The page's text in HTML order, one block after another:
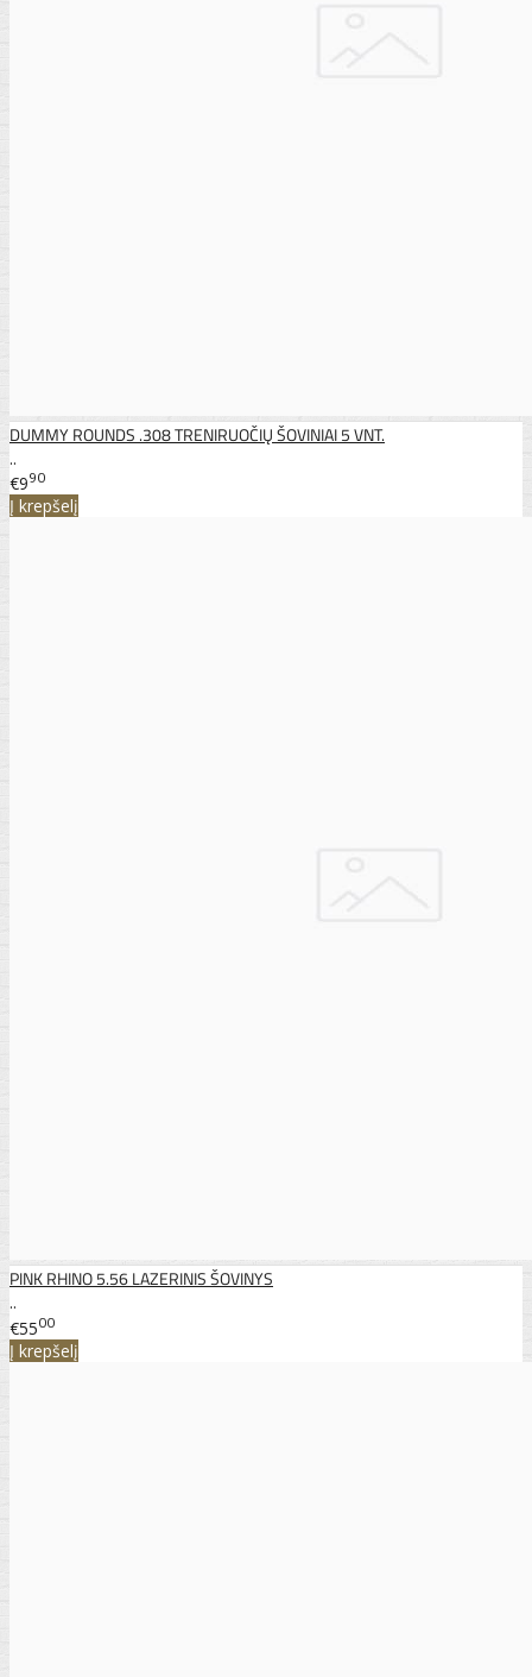
DUMMY ROUNDS .308 TRENIRUOČIŲ ŠOVINIAI 5 VNT.
..
€990
Į krepšelį
PINK RHINO 5.56 LAZERINIS ŠOVINYS
..
€5500
Į krepšelį